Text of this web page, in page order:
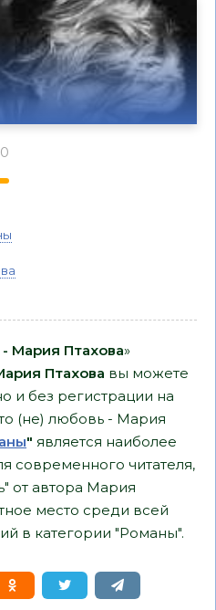
0
Мария Птахова»
Птахова вы можете
и без регистрации на
(не) любовь - Мария
" является наиболее
современного читателя,
от автора Мария
место среди всей
в категории "Романы".